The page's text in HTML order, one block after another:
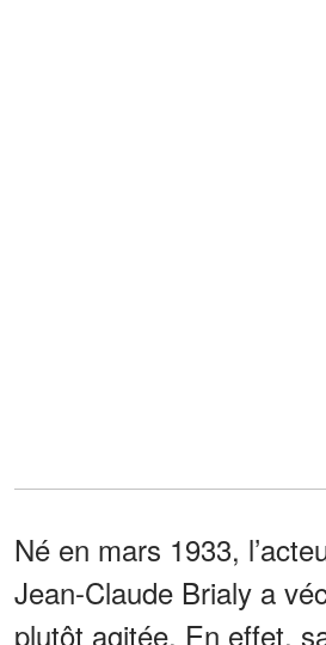
Né en mars 1933,
Jean-Claude Brialy a
plutôt agitée. En effet,